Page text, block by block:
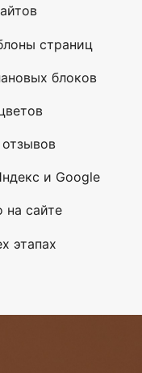
страниц
блоков
и Google
на сайте
этапах